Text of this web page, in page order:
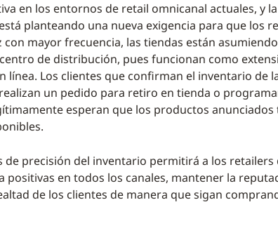
en los entornos de retail omnicanal actuales, y la
planteando una nueva exigencia para que los
con mayor frecuencia, las tiendas están
de distribución, pues funcionan como
línea. Los clientes que confirman el inventario de
un pedido para retiro en tienda o
esperan que los productos anunciados
de precisión del inventario permitirá a los
positivas en todos los canales, mantener la
de los clientes de manera que sigan